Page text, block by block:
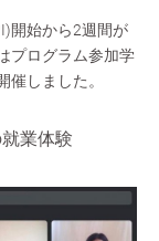
開始から2週間が
プログラム参加学
しました。
業体験